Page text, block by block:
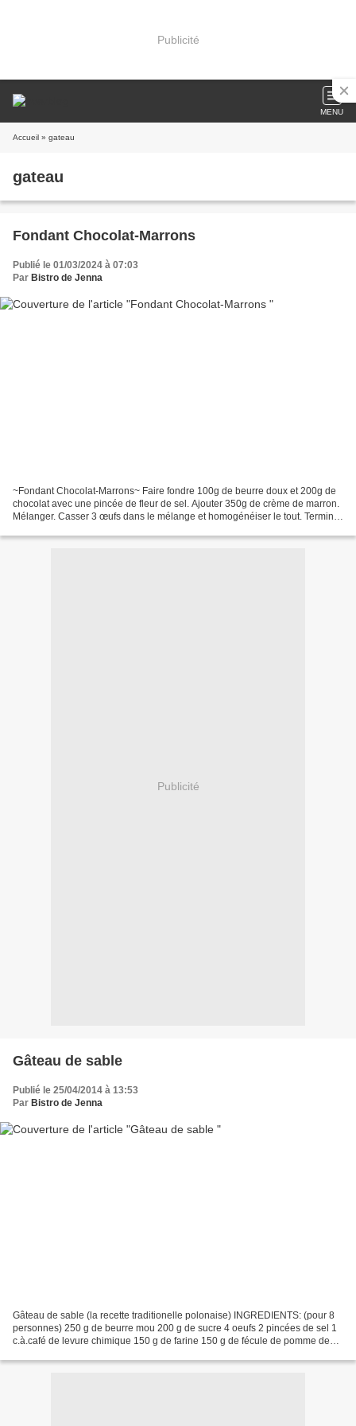
Publicité
MENU
Accueil » gateau
gateau
Fondant Chocolat-Marrons
Publié le 01/03/2024 à 07:03
Par Bistro de Jenna
~Fondant Chocolat-Marrons~ Faire fondre 100g de beurre doux et 200g de
chocolat avec une pincée de fleur de sel. Ajouter 350g de crème de marron.
Mélanger. Casser 3 œufs dans le mélange et homogénéiser le tout. Terminer
Publicité
Gâteau de sable
Publié le 25/04/2014 à 13:53
Par Bistro de Jenna
Gâteau de sable (la recette traditionelle polonaise) INGREDIENTS: (pour 8
personnes) 250 g de beurre mou 200 g de sucre 4 oeufs 2 pincées de sel 1
c.à.café de levure chimique 150 g de farine 150 g de fécule de pomme de